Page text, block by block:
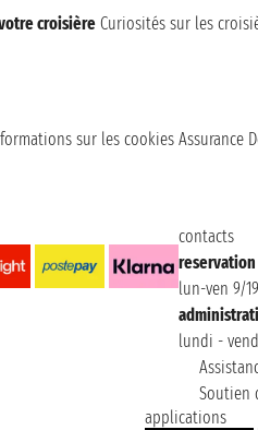
croisière Curiosités sur les
sur les cookies Assurance
contacts
reservation
lun-ven 9/
lundi -
Soutien
applications